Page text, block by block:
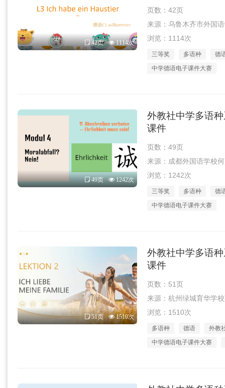
42页 1114次
页数：42页
来源：乌鲁木齐市外国
浏览：1114次
三等奖 多语种
德
中学德语电子课件大赛
49页 1242次
外教社中学多语
课件
页数：49页
来源：成都外国语学校
浏览：1242次
三等奖 多语种
德
中学德语电子课件大赛
51页 1510次
外教社中学多语
课件
页数：51页
来源：杭州绿城育华学
浏览：1510次
多语种 德语
外教
中学德语电子课件大赛